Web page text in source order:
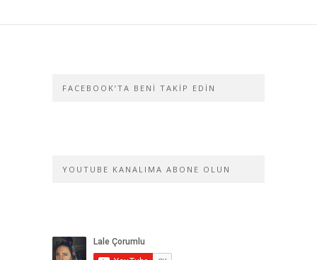
FACEBOOK’TA BENI TAKIP EDIN
YOUTUBE KANALIMA ABONE OLUN